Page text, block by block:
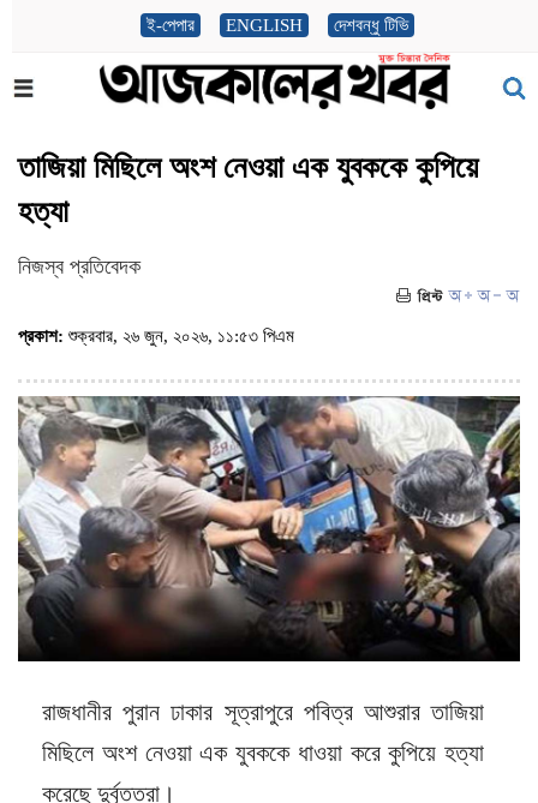
ই-পেপার ENGLISH দেশবন্ধু টিভি
তাজিয়া মিছিলে অংশ নেওয়া এক যুবককে কুপিয়ে
হত্যা
নিজস্ব প্রতিবেদক
প্রকাশ: শুক্রবার, ২৬ জুন, ২০২৬, ১১:৫৩ পিএম
রাজধানীর পুরান ঢাকার সূত্রাপুরে পবিত্র আশুরার তাজিয়া
মিছিলে অংশ নেওয়া এক যুবককে ধাওয়া করে কুপিয়ে হত্যা
করেছে দুর্বৃত্তরা।